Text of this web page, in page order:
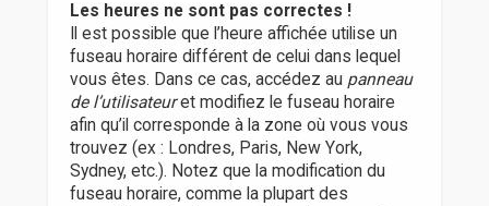
Les heures ne sont pas correctes !
Il est possible que l’heure affichée utilise un
fuseau horaire différent de celui dans lequel
vous êtes. Dans ce cas, accédez au panneau
de l’utilisateuret modifiez le fuseau horaire
afin qu’il corresponde à la zone où vous vous
trouvez (ex : Londres, Paris, New York,
Sydney, etc.). Notez que la modification du
fuseau horaire, comme la plupart des